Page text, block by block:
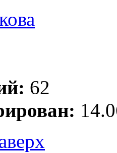
62